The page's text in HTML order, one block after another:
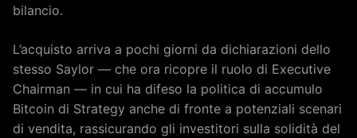
bilancio.
L’acquisto arriva a pochi giorni da dichiarazioni dello
stesso Saylor — che ora ricopre il ruolo di Executive
Chairman — in cui ha difeso la politica di accumulo
Bitcoin di Strategy anche di fronte a potenziali scenari
di vendita, rassicurando gli investitori sulla solidità del